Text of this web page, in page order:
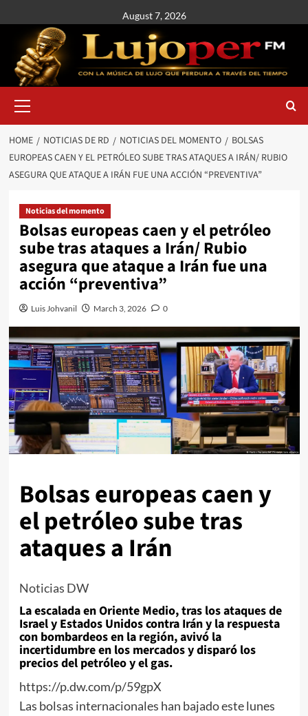
August 7, 2026
HOME NOTICIAS DE RD NOTICIAS DEL MOMENTO
BOLSAS
EUROPEAS CAEN Y EL PETRÓLEO SUBE TRAS ATAQUES A IRÁN/ RUBIO
ASEGURA QUE ATAQUE A IRÁN FUE UNA ACCIÓN “PREVENTIVA”
Noticias del momento
Bolsas europeas caen y el petróleo
sube tras ataques a Irán/ Rubio
asegura que ataque a Irán fue una
acción “preventiva”
Luis Johvanil March 3, 2026 0
Bolsas europeas caen y
el petróleo sube tras
ataques a Irán
Noticias DW
La escalada en Oriente Medio, tras los ataques de
Israel y Estados Unidos contra Irán y la respuesta
con bombardeos en la región, avivó la
incertidumbre en los mercados y disparó los
precios del petróleo y el gas.
https://p.dw.com/p/59gpX
Las bolsas internacionales han bajado este lunes